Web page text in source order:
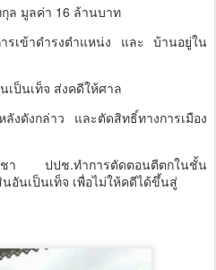
ล มูลค่า 16 ล้านบาท
ารเข้าดำรงตำแหน่ง และ บ้านอยู่ใน
ป็นเท็จ ส่งคดีให้ศาล
งดังกล่าว และตัดสิทธิ์ทางการเมือง
า ปปช.ทำการตัดตอนตีตกในชั้น
นเป็นเท็จ เพื่อไม่ให้คดีได้ขึ้นสู่